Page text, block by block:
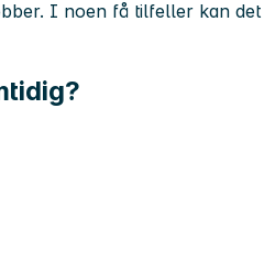
I noen få tilfeller kan